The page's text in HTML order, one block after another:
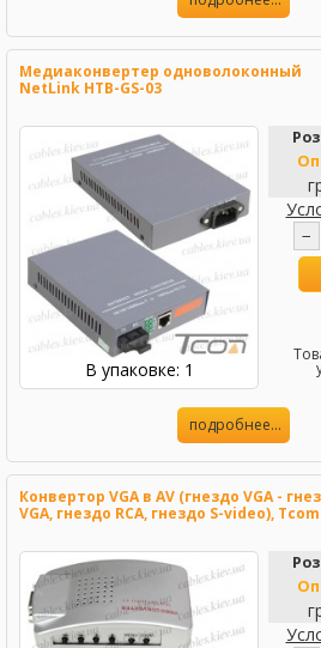
Медиаконвертер одноволоконный
NetLink HTB-GS-03
В упаковке: 1
−
подробнее...
Конвертор VGA в AV (гнездо VGA -
VGA, гнездо RCA, гнездо S-video), Tcom